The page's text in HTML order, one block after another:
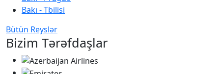
Bakı - Tbilisi
Bütün Reyslər
Bizim Tərəfdaşlar